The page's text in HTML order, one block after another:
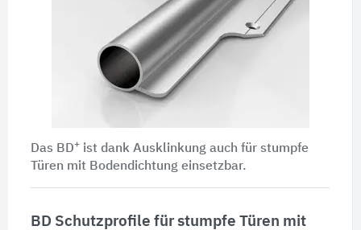
Das BD+ist dank Ausklinkung auch für stumpfe
Türen mit Bodendichtung einsetzbar.
BD Schutzprofile für stumpfe Türen mit